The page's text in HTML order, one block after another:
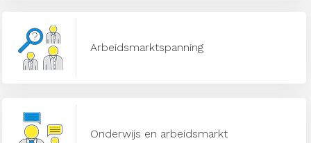
Arbeidsmarktspanning
Onderwijs en arbeidsmarkt